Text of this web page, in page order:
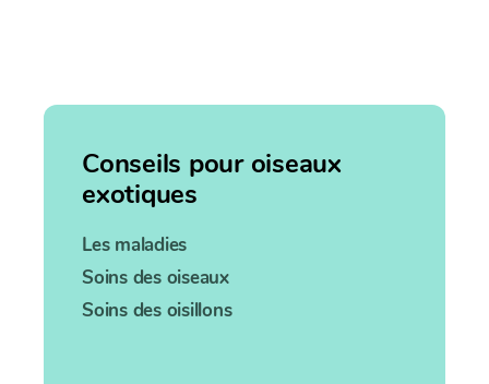
Conseils pour oiseaux
exotiques
Les maladies
Soins des oiseaux
Soins des oisillons